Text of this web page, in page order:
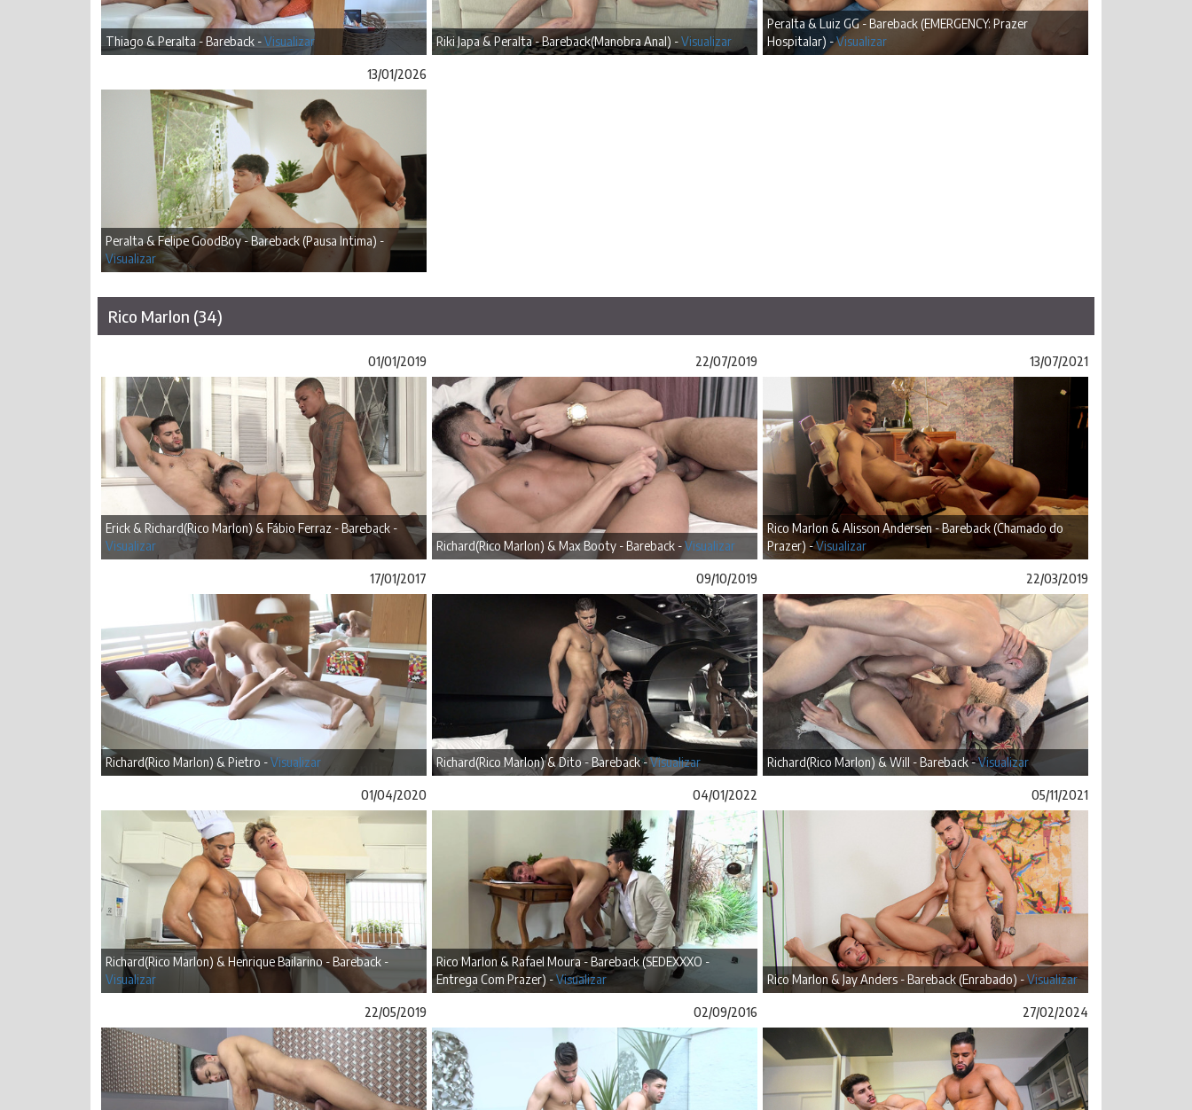
Thiago & Peralta - Bareback -Visualizar Riki Japa & Peralta - Bareback(Manobra Anal) -Visualizar
Peralta & Luiz GG - Bareback (EMERGENCY: Prazer
Hospitalar) -Visualizar
13/01/2026
Peralta & Felipe GoodBoy - Bareback (Pausa Intima) -
Visualizar
Rico Marlon (34)
01/01/2019
Erick & Richard(Rico Marlon) & Fábio Ferraz - Bareback -
Visualizar
22/07/2019
Richard(Rico Marlon) & Max Booty - Bareback -Visualizar
13/07/2021
Rico Marlon & Alisson Andersen - Bareback (Chamado do
Prazer) -Visualizar
17/01/2017
Richard(Rico Marlon) & Pietro -Visualizar
09/10/2019
Richard(Rico Marlon) & Dito - Bareback -Visualizar
22/03/2019
Richard(Rico Marlon) & Will - Bareback -Visualizar
01/04/2020
Richard(Rico Marlon) & Henrique Bailarino - Bareback -
Visualizar
04/01/2022
Rico Marlon & Rafael Moura - Bareback (SEDEXXXO -
Entrega Com Prazer) -Visualizar
05/11/2021
Rico Marlon & Jay Anders - Bareback (Enrabado) -Visualizar
22/05/2019 02/09/2016 27/02/2024